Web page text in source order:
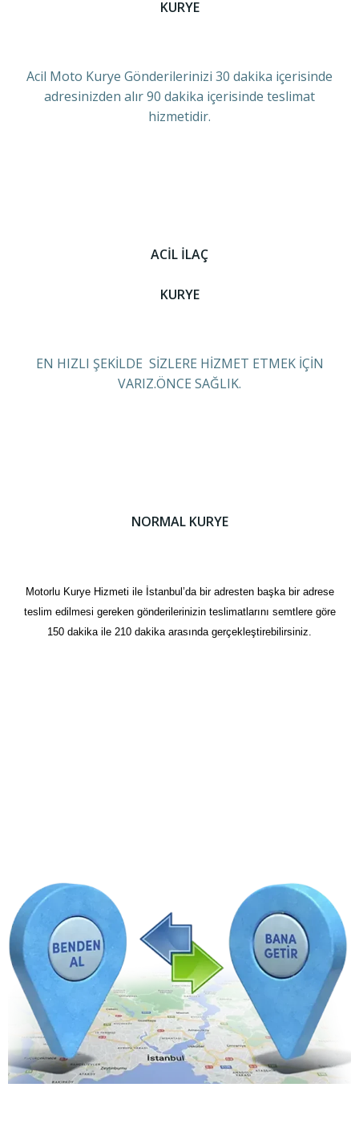
KURYE
Acil Moto Kurye Gönderilerinizi 30 dakika içerisinde
adresinizden alır 90 dakika içerisinde teslimat
hizmetidir.
ACİL İLAÇ
KURYE
EN HIZLI ŞEKİLDE SİZLERE HİZMET ETMEK İÇİN
VARIZ.ÖNCE SAĞLIK.
NORMAL KURYE
Motorlu Kurye Hizmeti ile İstanbul’da bir adresten başka bir adrese
teslim edilmesi gereken gönderilerinizin teslimatlarını semtlere göre
150 dakika ile 210 dakika arasında gerçekleştirebilirsiniz.